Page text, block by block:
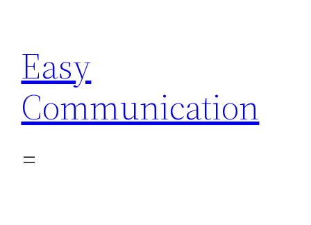
contenu
Easy
Communication